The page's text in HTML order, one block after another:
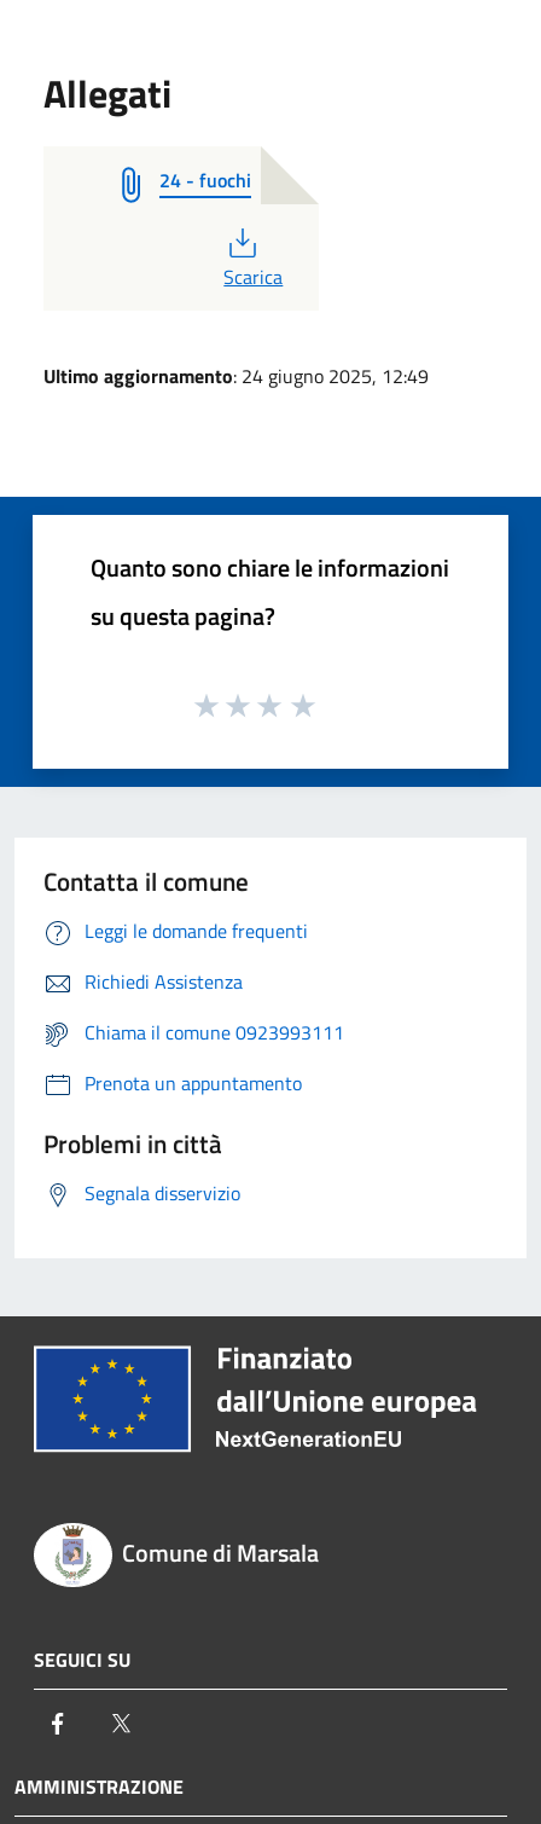
Allegati
24 - fuochi
PDF
Scarica
Ultimo aggiornamento: 24 giugno 2025, 12:49
Quanto sono chiare le informazioni
su questa pagina?
Contatta il comune
Leggi le domande frequenti
Richiedi Assistenza
Chiama il comune 0923993111
Prenota un appuntamento
Problemi in città
Segnala disservizio
Comune di Marsala
SEGUICI SU
Facebook
AMMINISTRAZIONE